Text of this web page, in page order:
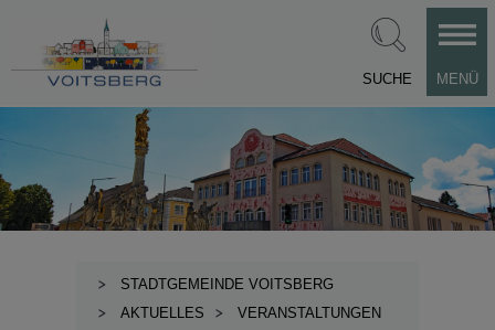
STADTGEMEINDE VOITSBERG
AKTUELLES
VERANSTALTUNGEN
SUCHE MENÜ